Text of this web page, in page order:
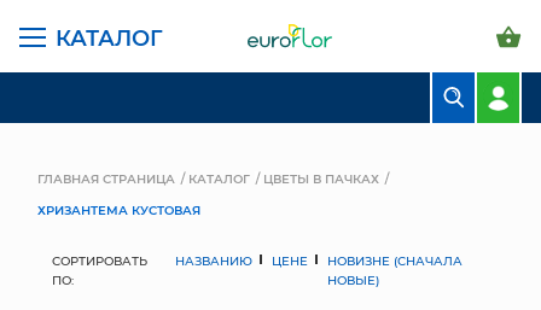
КАТАЛОГ
СВАДЕБНАЯ ФЛОРИСТИКА
ГЛАВНАЯ СТРАНИЦА КАТАЛОГ
ЦВЕТЫ В ПАЧКАХ
ХРИЗАНТЕМА КУСТОВАЯ
СОРТИРОВАТЬ
ПО:
НАЗВАНИЮ ЦЕНЕ
НОВИЗНЕ (СНАЧАЛА
НОВЫЕ)